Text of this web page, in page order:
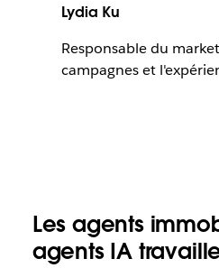
Lydia Ku
Responsable du
campagnes et
Les agents
agents IA